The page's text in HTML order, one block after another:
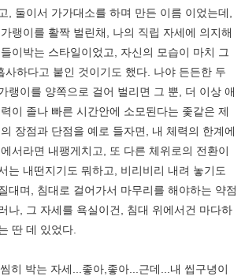
, 둘이서 가가대소를 하며 만든 이름 이었는데,
랭이를 활짝 벌린채, 나의 직립 자세에 의지해
이박는 스타일이었고, 자신의 모습이 마치 그
사하다고 붙인 것이기도 했다. 나야 든든한 두
랭이를 양쪽으로 걸어 벌리면 그 뿐, 더 이상 애
이 졸나 빠른 시간안에 소모된다는 좇같은 제
장점과 단점을 예로 들자면, 내 체력의 한계에
서라면 내팽게치고, 또 다른 체위로의 전환이
는 내떤지기도 뭐하고, 비리비리 내려 놓기도
대며, 침대로 걸어가서 마무리를 해야하는 약점
나, 그 자세를 욕실이건, 침대 위에서건 마다하
딴 데 있었다.
히 박는 자세...좋아,좋아...근데...내 씹구녕이